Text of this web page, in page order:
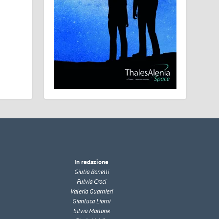
In redazione
Giulia Bonelli
Fulvia Croci
Valeria Guarnieri
Gianluca Liorni
Silvia Martone